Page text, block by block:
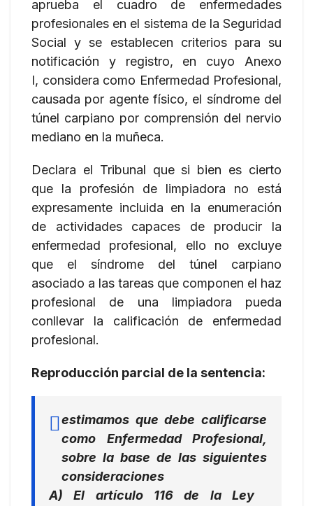
aprueba el cuadro de enfermedades
profesionales en el sistema de la Seguridad
Social y se establecen criterios para su
notificación y registro, en cuyo Anexo
I, considera como Enfermedad Profesional,
causada por agente físico, el síndrome del
túnel carpiano por comprensión del nervio
mediano en la muñeca.
Declara el Tribunal que si bien es cierto
que la profesión de limpiadora no está
expresamente incluida en la enumeración
de actividades capaces de producir la
enfermedad profesional, ello no excluye
que el síndrome del túnel carpiano
asociado a las tareas que componen el haz
profesional de una limpiadora pueda
conllevar la calificación de enfermedad
profesional.
Reproducción parcial de la sentencia:
estimamos que debe calificarse
como Enfermedad Profesional,
sobre la base de las siguientes
consideraciones
A) El artículo 116 de la Ley